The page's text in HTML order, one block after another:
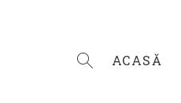
ACASĂ